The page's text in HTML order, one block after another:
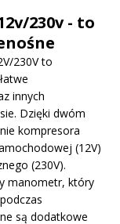
230v - to
230V to
innych
Dzięki dwóm
kompresora
(12V)
(230V).
manometr, który
są dodatkowe